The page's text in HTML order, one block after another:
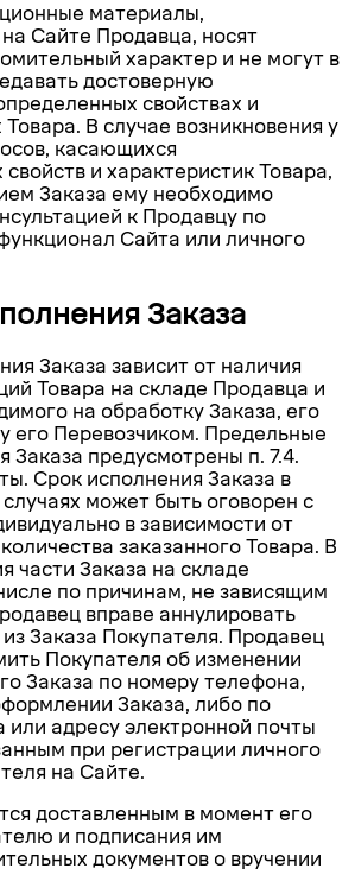
материалы,
Сайте Продавца, носят
характер и не могут в
достоверную
свойствах и
В случае возникновения у
касающихся
и характеристик Товара,
Заказа ему необходимо
к Продавцу по
Сайта или личного
Заказа
Заказа зависит от наличия
Товара на складе Продавца и
на обработку Заказа, его
его Перевозчиком. Предельные
Заказа предусмотрены п. 7.4.
Срок исполнения Заказа в
может быть оговорен с
в зависимости от
заказанного Товара. В
части Заказа на складе
по причинам, не зависящим
вправе аннулировать
Заказа Покупателя. Продавец
Покупателя об изменении
Заказа по номеру телефона,
Заказа, либо по
адресу электронной почты
при регистрации личного
на Сайте.
доставленным в момент его
и подписания им
документов о вручении